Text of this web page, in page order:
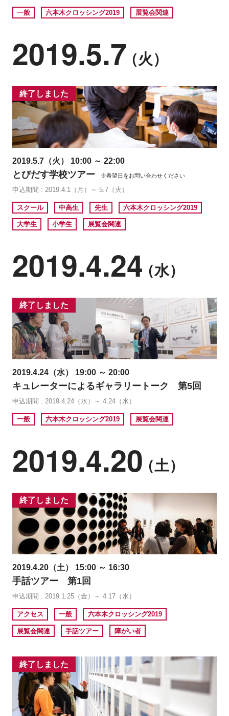
一般 六本木クロッシング2019 展覧会関連
2019.5.7（火）
終了しました
2019.5.7（火） 10:00 ～ 22:00
とびだす学校ツアー※希望日をお問い合わせください
申込期間 : 2019.4.1（月）～ 5.7（火）
スクール 中高生 先生 六本木クロッシング2019
大学生 小学生 展覧会関連
2019.4.24（水）
終了しました
2019.4.24（水） 19:00 ～ 20:00
キュレーターによるギャラリートーク 第5回
申込期間 : 2019.4.24（水）～ 4.24（水）
一般 六本木クロッシング2019 展覧会関連
2019.4.20（土）
終了しました
2019.4.20（土） 15:00 ～ 16:30
手話ツアー 第1回
申込期間 : 2019.1.25（金）～ 4.17（水）
アクセス 一般 六本木クロッシング2019
展覧会関連 手話ツアー 障がい者
終了しました